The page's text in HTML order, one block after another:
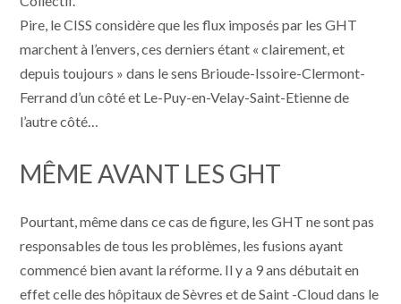
Pire, le CISS considère que les flux imposés par les GHT
marchent à l’envers, ces derniers étant « clairement, et
depuis toujours » dans le sens Brioude-Issoire-Clermont-
Ferrand d’un côté et Le-Puy-en-Velay-Saint-Etienne de
l’autre côté…
MÊME AVANT LES GHT
Pourtant, même dans ce cas de figure, les GHT ne sont pas
responsables de tous les problèmes, les fusions ayant
commencé bien avant la réforme. Il y a 9 ans débutait en
effet celle des hôpitaux de Sèvres et de Saint -Cloud dans le